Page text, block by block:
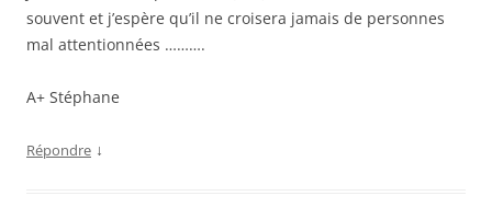
souvent et j’espère qu’il ne croisera jamais de personnes
mal attentionnées ……….
A+ Stéphane
Répondre ↓